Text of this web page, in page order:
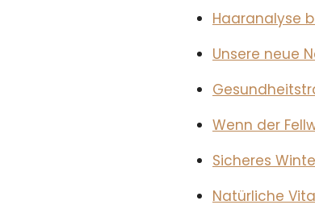
Haaranalyse
Unsere neue
Wenn der
Sicheres
Natürliche